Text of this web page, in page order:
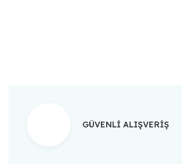
GÜVENLİ ALIŞVERİŞ